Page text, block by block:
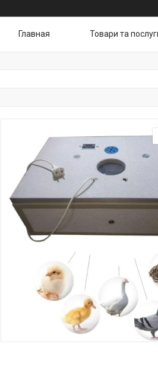
Главная Товари та